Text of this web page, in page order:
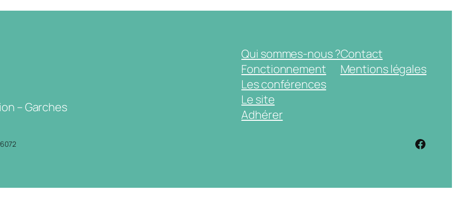
– Garches
Qui sommes-nous ?
Fonctionnement
Les conférences
Le site
Adhérer
Contact
Mentions légales